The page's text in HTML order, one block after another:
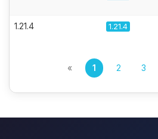
1.21.4 1.21.4
« 1 2 3